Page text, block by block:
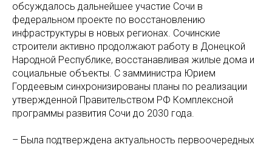
обсуждалось дальнейшее участие Сочи в
федеральном проекте по восстановлению
инфраструктуры в новых регионах. Сочинские
строители активно продолжают работу в Донецкой
Народной Республике, восстанавливая жилые дома и
социальные объекты. С замминистра Юрием
Гордеевым синхронизированы планы по реализации
утвержденной Правительством РФ Комплексной
программы развития Сочи до 2030 года.
– Была подтверждена актуальность первоочередных